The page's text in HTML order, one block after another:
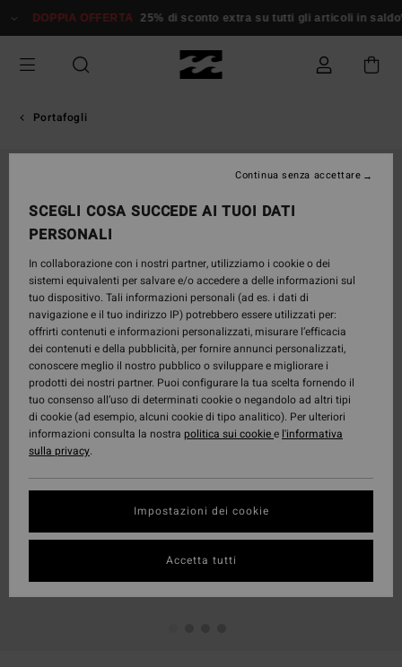
alle
prodotto
DOPPIA OFFERTA 25% di sconto extra su tutti gli articoli in saldo*
Portafogli
SCEGLI COSA SUCCEDE AI TUOI DATI
PERSONALI
In collaborazione con i nostri partner, utilizziamo i cookie o dei
sistemi equivalenti per salvare e/o accedere a delle informazioni sul
tuo dispositivo. Tali informazioni personali (ad es. i dati di
navigazione e il tuo indirizzo IP) potrebbero essere utilizzati per:
offrirti contenuti e informazioni personalizzati, misurare l’efficacia
dei contenuti e della pubblicità, per fornire annunci personalizzati,
conoscere meglio il nostro pubblico o sviluppare e migliorare i
prodotti dei nostri partner. Puoi configurare la tua scelta fornendo il
tuo consenso all’uso di determinati cookie o negandolo ad altri tipi
di cookie (ad esempio, alcuni cookie di tipo analitico). Per ulteriori
informazioni consulta la nostra politica sui cookiee l'informativa
sulla privacy.
Impostazioni dei cookie
Continua senza accettare
Accetta tutti